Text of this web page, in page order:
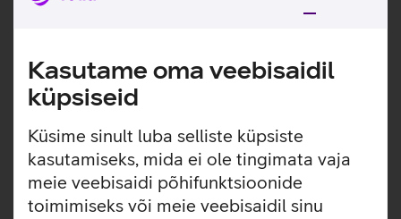
Kasutame oma veebisaidil
küpsiseid
Küsime sinult luba selliste küpsiste
kasutamiseks, mida ei ole tingimata vaja
meie veebisaidi põhifunktsioonide
toimimiseks või meie veebisaidil sinu
mitmekülgset mängukogemust igale
mängijale.
mängust: mängi üksi, koos sõbraga või kinnita need otse
Nintendo Switch konsoolile. Täiendavate pultidega on
võimalik Nintendo Switch OLED konsoolil mängida lausa
neljakesi. Puldid on varustatud liikumisanduritega ning